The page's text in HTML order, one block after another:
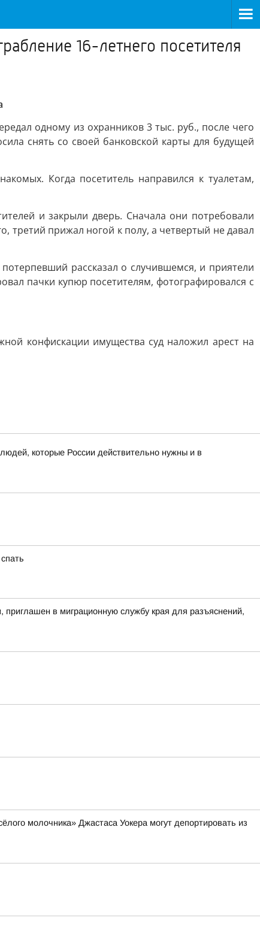
16-летнего посетителя
одному из охранников 3 тыс. руб., после чего
снять со своей банковской карты для будущей
Когда посетитель направился к туалетам,
и закрыли дверь. Сначала они потребовали
третий прижал ногой к полу, а четвертый не давал
рассказал о случившемся, и приятели
пачки купюр посетителям, фотографировался с
конфискации имущества суд наложил арест на
которые России действительно нужны и в
в миграционную службу края для разъяснений,
молочника» Джастаса Уокера могут депортировать из